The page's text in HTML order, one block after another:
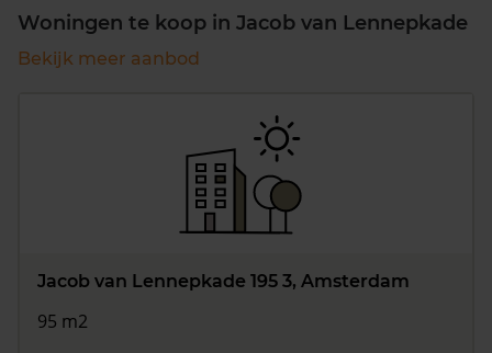
Woningen te koop in Jacob van Lennepkade
Bekijk meer aanbod
Jacob van Lennepkade 195 3, Amsterdam
95 m2